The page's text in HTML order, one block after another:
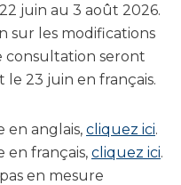
juin au 3 août 2026.
sur les modifications
consultation seront
le 23 juin en français.
en anglais, cliquez ici.
en français, cliquez ici.
en mesure